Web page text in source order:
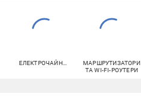
ЕЛЕКТРОЧАЙНИКИ
МАРШРУТИЗАТОРИ
ТА WI-FI-РОУТЕРИ